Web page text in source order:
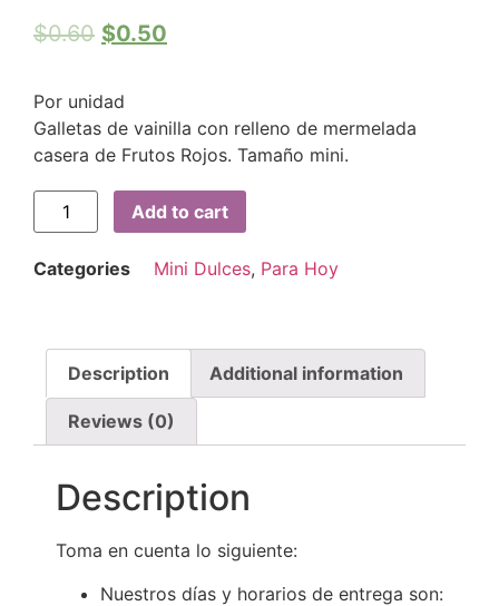
$0.60 $0.50
Por unidad
Galletas de vainilla con relleno de mermelada
casera de Frutos Rojos. Tamaño mini.
Add to cart
Categories Mini Dulces, Para Hoy
Description Additional information
Reviews (0)
Description
Toma en cuenta lo siguiente:
Nuestros días y horarios de entrega son: